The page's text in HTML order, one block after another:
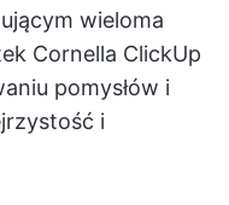
wieloma
Cornella ClickUp
pomysłów i
i